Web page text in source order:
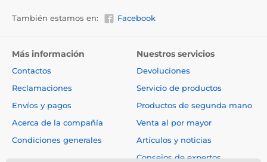
También estamos en: Facebook
Más información
Contactos
Reclamaciones
Envíos y pagos
Acerca de la compañía
Condiciones generales
Nuestros servicios
Devoluciones
Servicio de productos
Productos de segunda mano
Venta al por mayor
Artículos y noticias
Consejos de expertos